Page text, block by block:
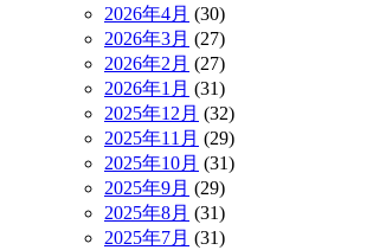
2026年4月 (30)
2026年3月 (27)
2026年2月 (27)
2026年1月 (31)
2025年12月 (32)
2025年11月 (29)
2025年10月 (31)
2025年9月 (29)
2025年8月 (31)
2025年7月 (31)